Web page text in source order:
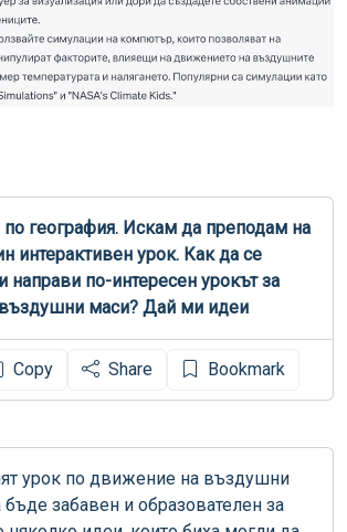
по география. Искам да преподам на
интерактивен урок. Как да се
направи по-интересен урокът за
маси? Дай ми идеи
Copy Share Bookmark
урок по движение на въздушни
забавен и образователен за